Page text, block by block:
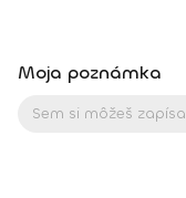
kurzov pre klientky a
tvárovú jogu na
Moja poznámka